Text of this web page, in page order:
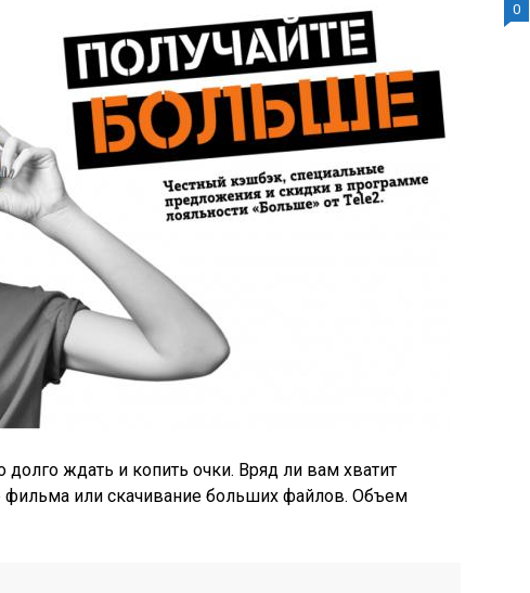
ждать и копить очки. Вряд ли вам хватит
фильма или скачивание больших файлов. Объем
0